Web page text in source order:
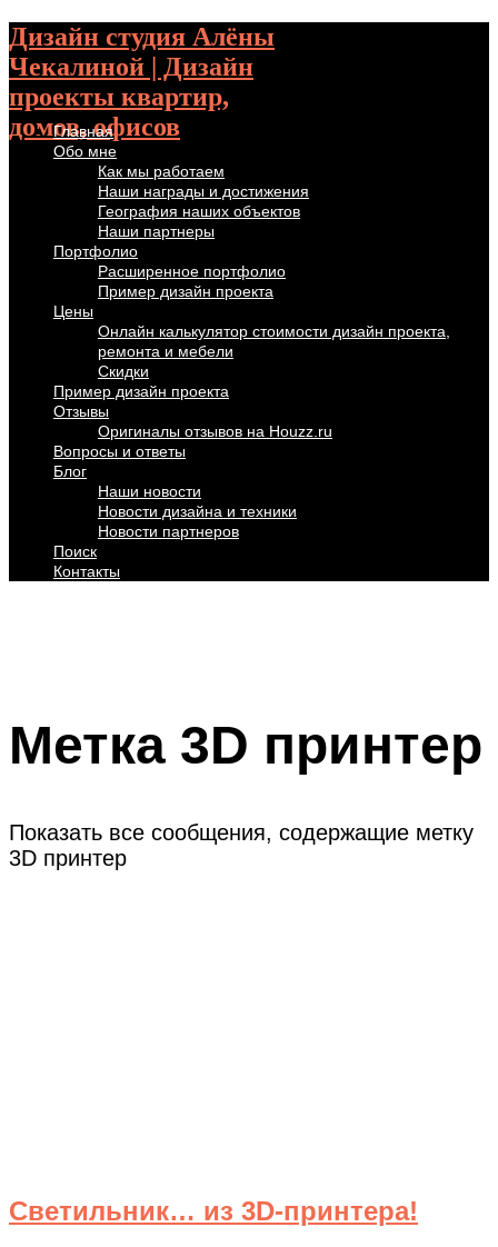
Дизайн студия Алёны
Чекалиной | Дизайн
проекты квартир,
домов, офисов
Главная
Обо мне
Как мы работаем
Наши награды и достижения
География наших объектов
Наши партнеры
Портфолио
Расширенное портфолио
Пример дизайн проекта
Цены
Онлайн калькулятор стоимости дизайн проекта,
ремонта и мебели
Скидки
Пример дизайн проекта
Отзывы
Оригиналы отзывов на Houzz.ru
Вопросы и ответы
Блог
Наши новости
Новости дизайна и техники
Новости партнеров
Поиск
Контакты
Метка 3D принтер
Показать все сообщения, содержащие метку
3D принтер
Светильник… из 3D-принтера!